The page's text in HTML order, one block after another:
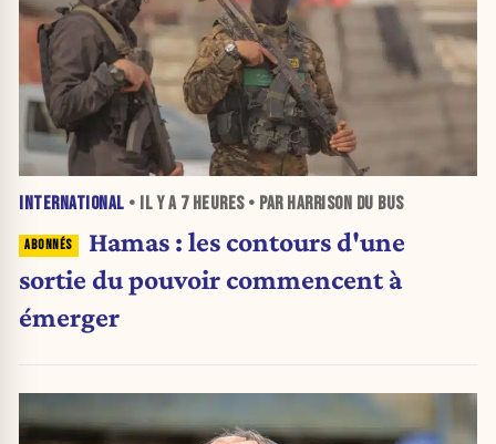
INTERNATIONAL • IL Y A 7 HEURES• PAR HARRISON DU BUS
Hamas : les contours d'une
sortie du pouvoir commencent à
émerger